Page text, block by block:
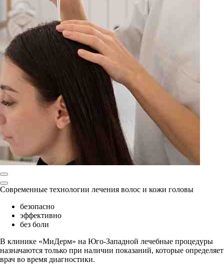
Современные технологии лечения волос и кожи головы
безопасно
эффективно
без боли
В клинике «МиДерм» на Юго-Западной лечебные процедуры
назначаются только при наличии показаний, которые определяет
врач во время диагностики.